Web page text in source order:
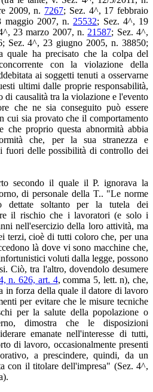
2009, n. 7267; Sez. 4^, 17 febbraio
maggio 2007, n. 25532; Sez. 4^, 19
23 marzo 2007, n. 21587; Sez. 4^,
Sez. 4^, 23 giugno 2005, n. 38850;
ha precisato che la colpa del
con la violazione della
ai soggetti tenuti a osservarne
ultimi dalle proprie responsabilità,
di causalità tra la violazione e l'evento
che ne sia conseguito può essere
cui sia provato che il comportamento
che proprio questa abnormità abbia
che, per la sua stranezza e
fuori delle possibilità di controllo dei
secondo il quale il P. ignorava la
di personale della T.. "Le norme
dettate soltanto per la tutela dei
il rischio che i lavoratori (e solo i
nell'esercizio della loro attività, ma
terzi, cioè di tutti coloro che, per una
là dove vi sono macchine che,
voluti dalla legge, possono
Ciò, tra l'altro, dovendolo desumere
n. 626, art. 4, comma 5, lett. n), che,
in forza della quale il datore di lavoro
per evitare che le misure tecniche
per la salute della popolazione o
dimostra che le disposizioni
emanate nell'interesse di tutti,
di lavoro, occasionalmente presenti
a prescindere, quindi, da un
con il titolare dell'impresa" (Sez. 4^,